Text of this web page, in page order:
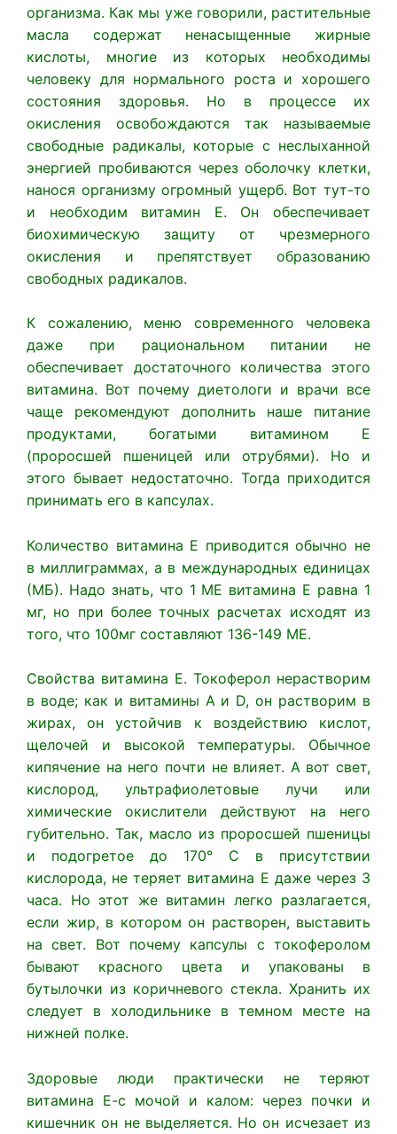
организма. Как мы уже говорили, растительные
масла содержат ненасыщенные жирные
кислоты, многие из которых необходимы
человеку для нормального роста и хорошего
состояния здоровья. Но в процессе их
окисления освобождаются так называемые
свободные радикалы, которые с неслыханной
энергией пробиваются через оболочку клетки,
нанося организму огромный ущерб. Вот тут-то
и необходим витамин Е. Он обеспечивает
биохимическую защиту от чрезмерного
окисления и препятствует образованию
свободных радикалов.
К сожалению, меню современного человека
даже при рациональном питании не
обеспечивает достаточного количества этого
витамина. Вот почему диетологи и врачи все
чаще рекомендуют дополнить наше питание
продуктами, богатыми витамином Е
(проросшей пшеницей или отрубями). Но и
этого бывает недостаточно. Тогда приходится
принимать его в капсулах.
Количество витамина Е приводится обычно не
в миллиграммах, а в международных единицах
(МБ). Надо знать, что 1 ME витамина Е равна 1
мг, но при более точных расчетах исходят из
того, что 100мг составляют 136-149 ME.
Свойства витамина Е. Токоферол нерастворим
в воде; как и витамины А и D, он растворим в
жирах, он устойчив к воздействию кислот,
щелочей и высокой температуры. Обычное
кипячение на него почти не влияет. А вот свет,
кислород, ультрафиолетовые лучи или
химические окислители действуют на него
губительно. Так, масло из проросшей пшеницы
и подогретое до 170° С в присутствии
кислорода, не теряет витамина Е даже через 3
часа. Но этот же витамин легко разлагается,
если жир, в котором он растворен, выставить
на свет. Вот почему капсулы с токоферолом
бывают красного цвета и упакованы в
бутылочки из коричневого стекла. Хранить их
следует в холодильнике в темном месте на
нижней полке.
Здоровые люди практически не теряют
витамина Е-с мочой и калом: через почки и
кишечник он не выделяется. Но он исчезает из